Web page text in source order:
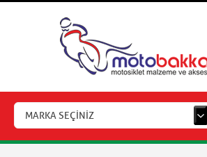
MARKA SEÇİNİZ